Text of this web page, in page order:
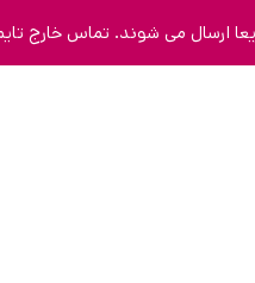
می شوند. تماس خارج تایم